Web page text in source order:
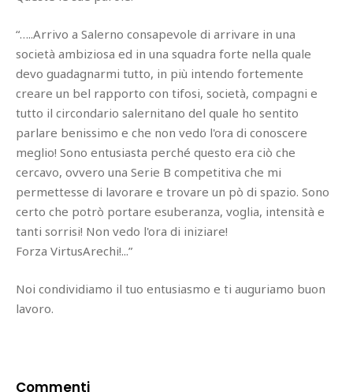
“…..Arrivo a Salerno consapevole di arrivare in una
società ambiziosa ed in una squadra forte nella quale
devo guadagnarmi tutto, in più intendo fortemente
creare un bel rapporto con tifosi, società, compagni e
tutto il circondario salernitano del quale ho sentito
parlare benissimo e che non vedo l'ora di conoscere
meglio! Sono entusiasta perché questo era ciò che
cercavo, ovvero una Serie B competitiva che mi
permettesse di lavorare e trovare un pò di spazio. Sono
certo che potrò portare esuberanza, voglia, intensità e
tanti sorrisi! Non vedo l'ora di iniziare!
Forza VirtusArechi!...”
Noi condividiamo il tuo entusiasmo e ti auguriamo buon
lavoro.
Commenti